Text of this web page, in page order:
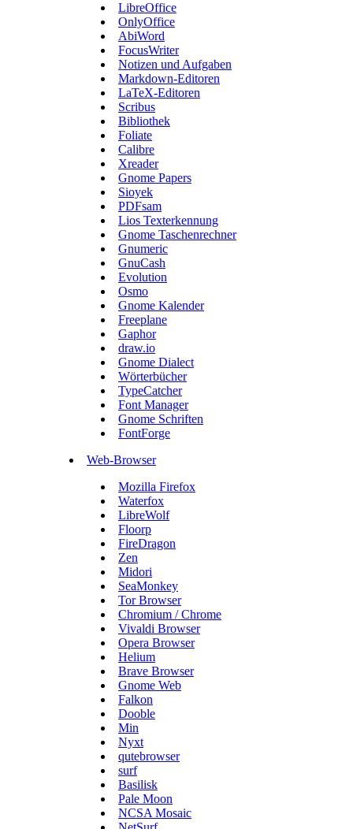
LibreOffice
OnlyOffice
AbiWord
FocusWriter
Notizen und Aufgaben
Markdown-Editoren
LaTeX-Editoren
Scribus
Bibliothek
Foliate
Calibre
Xreader
Gnome Papers
Sioyek
PDFsam
Lios Texterkennung
Gnome Taschenrechner
Gnumeric
GnuCash
Evolution
Osmo
Gnome Kalender
Freeplane
Gaphor
draw.io
Gnome Dialect
Wörterbücher
TypeCatcher
Font Manager
Gnome Schriften
FontForge
Web-Browser
Mozilla Firefox
Waterfox
LibreWolf
Floorp
FireDragon
Zen
Midori
SeaMonkey
Tor Browser
Chromium / Chrome
Vivaldi Browser
Opera Browser
Helium
Brave Browser
Gnome Web
Falkon
Dooble
Min
Nyxt
qutebrowser
surf
Basilisk
Pale Moon
NCSA Mosaic